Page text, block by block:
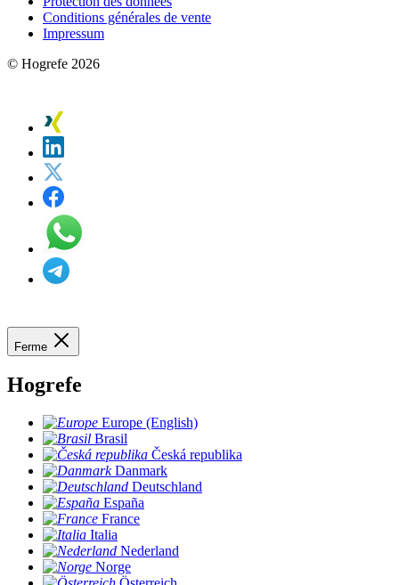
Conditions générales de vente
Impressum
© Hogrefe 2026
Ferme
Hogrefe
Europe (English)
Brasil
Česká republika
Danmark
Deutschland
España
France
Italia
Nederland
Norge